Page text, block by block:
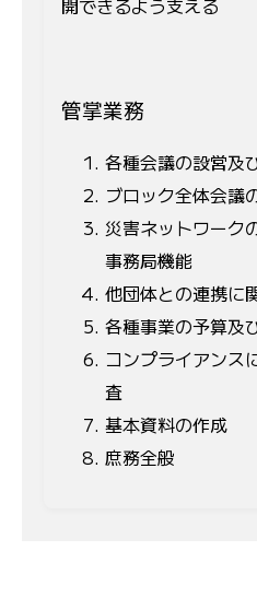
管掌業務
各種会議の設営及
ブロック全体会議
災害ネットワーク
事務局機能
他団体との連携に
各種事業の予算及
コンプライアンス
査
基本資料の作成
庶務全般